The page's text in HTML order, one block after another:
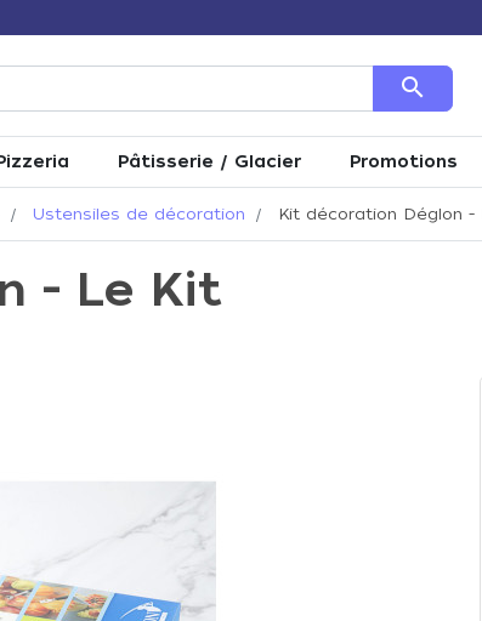
search
Pâtisserie / Glacier Promotions
Ustensiles de décoration Kit décoration Déglon -
- Le Kit